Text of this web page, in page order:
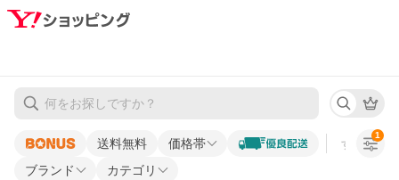
送料無料 価格帯 すべての条
ブランド カテゴリ
1